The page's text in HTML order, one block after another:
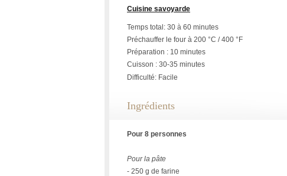
Cuisine savoyarde
Temps total: 30 à 60 minutes
Préchauffer le four à 200 °C / 400 °F
Préparation : 10 minutes
Cuisson : 30-35 minutes
Difficulté: Facile
Ingrédients
Pour 8 personnes
Pour la pâte
- 250 g de farine